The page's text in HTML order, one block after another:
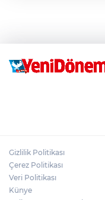
Gizlilik Politikası
Çerez Politikası
Veri Politikası
Künye